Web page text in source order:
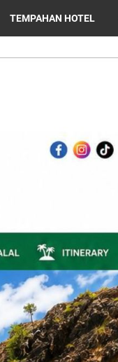
TEMPAHAN HOTEL